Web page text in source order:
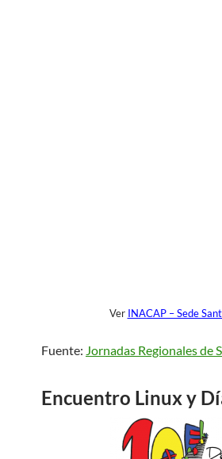
Ver INACAP – Sede
Fuente: Jornadas Regionales de
Encuentro Linux y